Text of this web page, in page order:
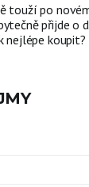
touží po
přijde o
nejlépe koupit?